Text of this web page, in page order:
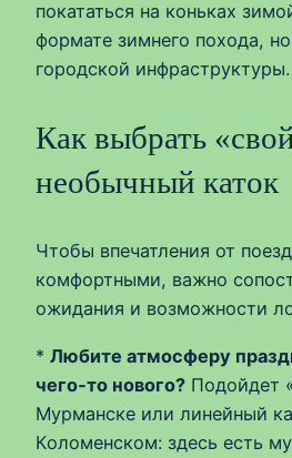
покататься на коньках
формате зимнего похода,
городской инфраструктуры.
Как выбрать
необычный каток
Чтобы впечатления от
комфортными, важно
ожидания и возможности
* Любите атмосферу
чего‑то нового? Подойдет
Мурманске или линейный
Коломенском: здесь есть